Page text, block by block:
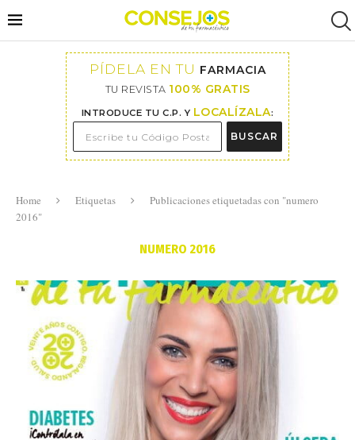
PÍDELA EN TU FARMACIA
TU REVISTA 100% GRATIS
INTRODUCE TU C.P. Y LOCALÍZALA:
BUSCAR
Home Etiquetas
Publicaciones etiquetadas con "numero
2016"
NUMERO 2016